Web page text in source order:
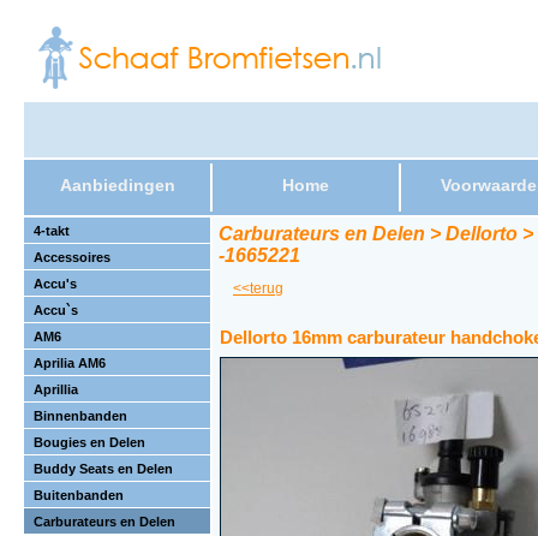
Aanbiedingen Home
4-takt
Accessoires
Accu's
Accu`s
AM6
Aprilia AM6
Aprillia
Binnenbanden
Bougies en Delen
Buddy Seats en Delen
Buitenbanden
Carburateurs en Delen
Carburateurs en Delen > Dellorto
-1665221
<<terug
Dellorto 16mm carburateur